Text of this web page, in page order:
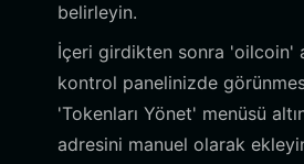
belirleyin.
İçeri girdikten sonra 'oilcoin'
kontrol panelinizde
'Tokenları Yönet' menüsü
adresini manuel olarak